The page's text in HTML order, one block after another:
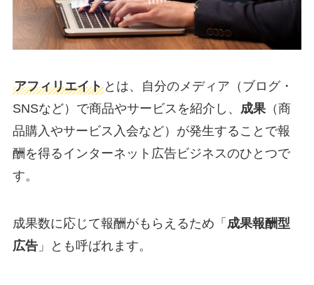
アフィリエイトとは、自分のメディア（ブログ・
SNSなど）で商品やサービスを紹介し、 成果（商
品購入やサービス入会など）が発生することで報
酬を得るインターネット広告ビジネスのひとつで
す。
成果数に応じて報酬がもらえるため「 成果報酬型
広告」とも呼ばれます。